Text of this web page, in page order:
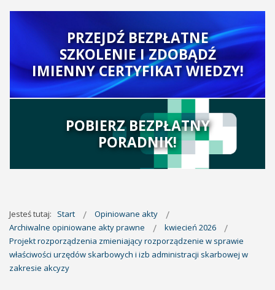
PRZEJDŹ BEZPŁATNE
SZKOLENIE I ZDOBĄDŹ
IMIENNY CERTYFIKAT WIEDZY!
POBIERZ BEZPŁATNY
PORADNIK!
Jesteś tutaj: Start
Opiniowane akty
Archiwalne opiniowane akty prawne
kwiecień 2026
Projekt rozporządzenia zmieniający rozporządzenie w sprawie
właściwości urzędów skarbowych i izb administracji skarbowej w
zakresie akcyzy